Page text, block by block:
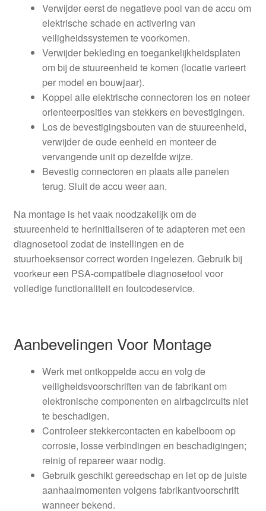
Verwijder eerst de negatieve pool van de accu om
elektrische schade en activering van
veiligheidssystemen te voorkomen.
Verwijder bekleding en toegankelijkheidsplaten
om bij de stuureenheid te komen (locatie varieert
per model en bouwjaar).
Koppel alle elektrische connectoren los en noteer
orienteerposities van stekkers en bevestigingen.
Los de bevestigingsbouten van de stuureenheid,
verwijder de oude eenheid en monteer de
vervangende unit op dezelfde wijze.
Bevestig connectoren en plaats alle panelen
terug. Sluit de accu weer aan.
Na montage is het vaak noodzakelijk om de
stuureenheid te herinitialiseren of te adapteren met een
diagnosetool zodat de instellingen en de
stuurhoeksensor correct worden ingelezen. Gebruik bij
voorkeur een PSA-compatibele diagnosetool voor
volledige functionaliteit en foutcodeservice.
Aanbevelingen Voor Montage
Werk met ontkoppelde accu en volg de
veiligheidsvoorschriften van de fabrikant om
elektronische componenten en airbagcircuits niet
te beschadigen.
Controleer stekkercontacten en kabelboom op
corrosie, losse verbindingen en beschadigingen;
reinig of repareer waar nodig.
Gebruik geschikt gereedschap en let op de juiste
aanhaalmomenten volgens fabrikantvoorschrift
wanneer bekend.